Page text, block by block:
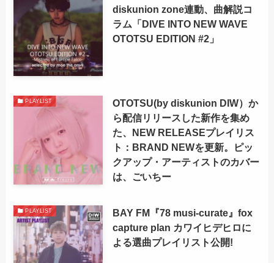
diskunion zone連動、曲解説コ
ラム「DIVE INTO NEW WAVE
OTOTSU EDITION #2」
PLAYLIST
OTOTSU(by diskunion DIW）か
ら配信リリースした新作を集め
た、NEW RELEASEプレイリス
ト：BRAND NEWを更新。ピッ
クアップ・アーティストのカバー
は、ごいちー
PLAYLIST
BAY FM『78 musi-curate』fox
capture plan カワイヒデヒロに
よる選曲プレイリスト公開!